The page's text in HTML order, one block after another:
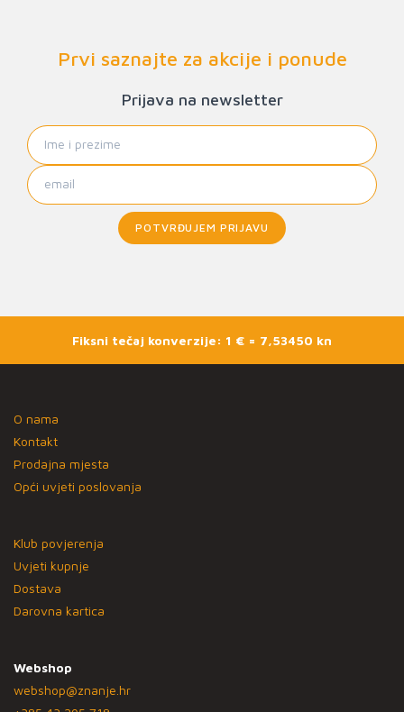
Prvi saznajte za akcije i ponude
Prijava na newsletter
POTVRĐUJEM PRIJAVU
Fiksni tečaj konverzije: 1 € = 7,53450 kn
O nama
Kontakt
Prodajna mjesta
Opći uvjeti poslovanja
Klub povjerenja
Uvjeti kupnje
Dostava
Darovna kartica
Webshop
webshop@znanje.hr